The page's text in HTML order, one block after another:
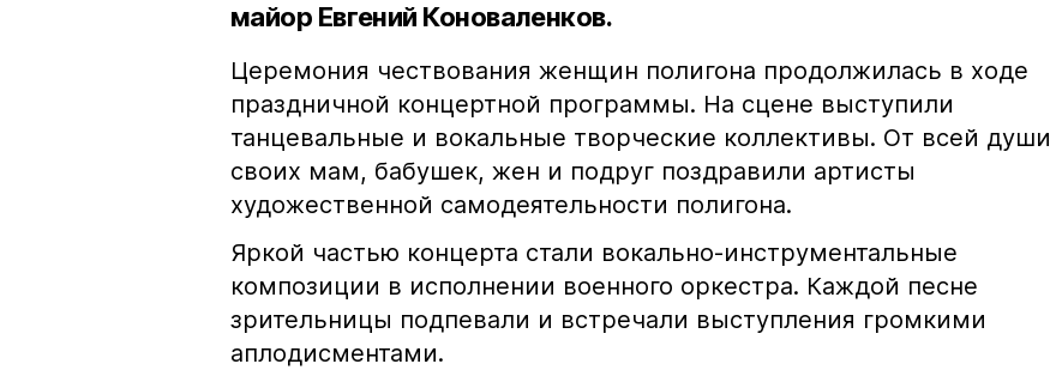
майор Евгений Коноваленков.
Церемония чествования женщин полигона продолжилась в ходе
праздничной концертной программы. На сцене выступили
танцевальные и вокальные творческие коллективы. От всей души
своих мам, бабушек, жен и подруг поздравили артисты
художественной самодеятельности полигона.
Яркой частью концерта стали вокально-инструментальные
композиции в исполнении военного оркестра. Каждой песне
зрительницы подпевали и встречали выступления громкими
аплодисментами.